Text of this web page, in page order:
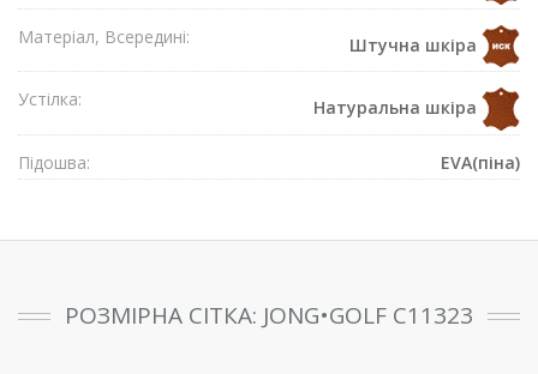
Матеріал, Всередині: Штучна шкіра
Устілка: Натуральна шкіра
Підошва: EVA(піна)
РОЗМІРНА СІТКА: JONG•GOLF C11323